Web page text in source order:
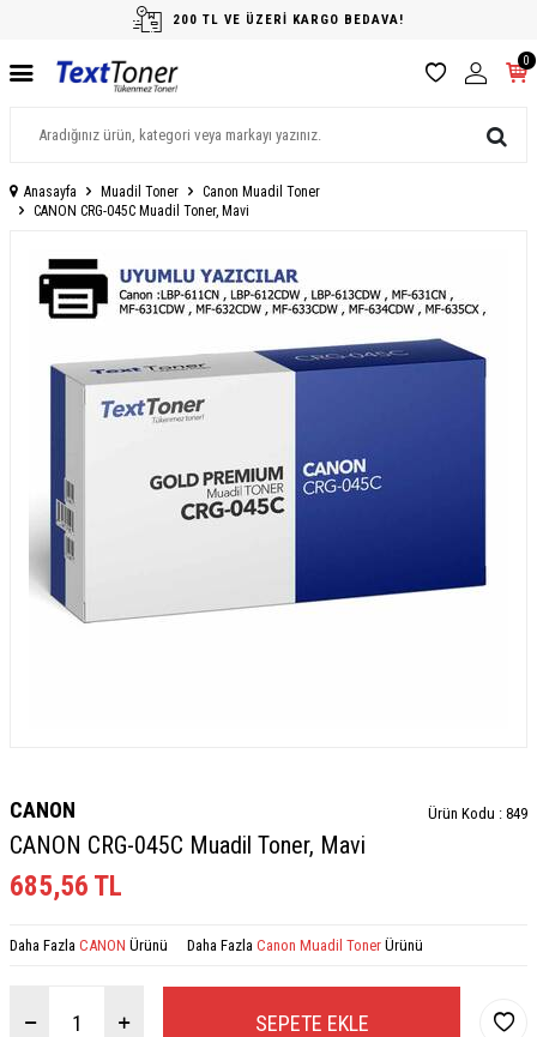
200 TL VE ÜZERİ KARGO BEDAVA!
0
Anasayfa Muadil Toner
Canon Muadil Toner
CANON CRG-045C Muadil Toner, Mavi
CANON Ürün Kodu : 849
CANON CRG-045C Muadil Toner, Mavi
685,56 TL
Daha Fazla CANON Ürünü Daha Fazla Canon Muadil Toner Ürünü
SEPETE EKLE